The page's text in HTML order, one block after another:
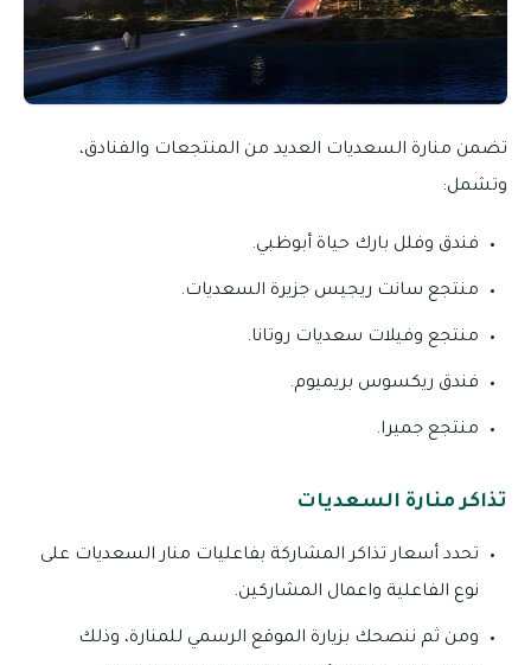
تضمن منارة السعديات العديد من المنتجعات والفنادق،
وتشمل:
فندق وفلل بارك حياة أبوظبي.
منتجع سانت ريجيس جزيرة السعديات.
منتجع وفيلات سعديات روتانا.
فندق ريكسوس بريميوم.
منتجع جميرا.
تذاكر منارة السعديات
تحدد أسعار تذاكر المشاركة بفاعليات منار السعديات على
نوع الفاعلية واعمال المشاركين.
ومن ثم ننصحك بزيارة الموقع الرسمي للمنارة، وذلك